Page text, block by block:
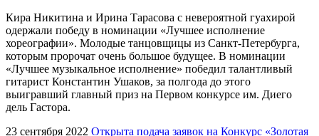
Кира Никитина и Ирина Тарасова с невероятной гуахирой
одержали победу в номинации «Лучшее исполнение
хореографии». Молодые танцовщицы из Санкт-Петербурга,
которым пророчат очень большое будущее. В номинации
«Лучшее музыкальное исполнение» победил талантливый
гитарист Константин Ушаков, за полгода до этого
выигравший главный приз на Первом конкурсе им. Диего
дель Гастора.
23 сентября 2022 Открыта подача заявок на Конкурс «Золотая